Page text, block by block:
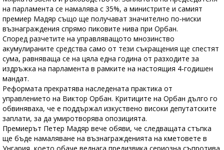
на парламента се намалява с 35%, а министрите и самият
премиер Мадяр също ще получават значително по-ниски
възнаграждения спрямо пиковите нива при Орбан.
Според разчетите на управляващото мнозинство
акумулираните средства само от тези съкращения ще спестят
сума, равняваща се на цяла една година от разходите за
издръжка на парламента в рамките на настоящия 4-годишен
мандат.
Реформата прекратява наследената практика от
управлението на Виктор Орбан. Критиците на Орбан дълго го
обвиняваха, че е поддържал изкуствено високи депутатските
заплати, за да умиротворява опозицията.
Премиерът Петер Мадяр вече обяви, че следващата стъпка
ще бъде намаляване на възнагражденията на кметовете в